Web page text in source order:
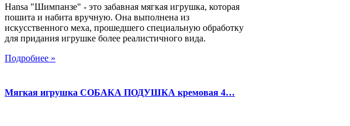
Hansa "Шимпанзе" - это забавная мягкая игрушка, которая
пошита и набита вручную. Она выполнена из
искусственного меха, прошедшего специальную обработку
для придания игрушке более реалистичного вида.
Подробнее »
Мягкая игрушка СОБАКА ПОДУШКА кремовая 4…